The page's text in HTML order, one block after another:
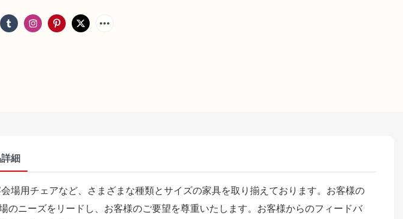
細
用チェアなど、さまざまな種類とサイズの家具を取り揃えております。お客様の
ニーズをリードし、お客様のご要望を尊重いたします。お客様からのフィードバ